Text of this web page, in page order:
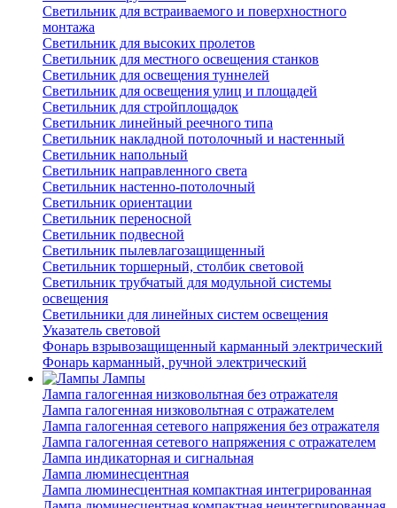
Светильник для встраиваемого и поверхностного
монтажа
Светильник для высоких пролетов
Светильник для местного освещения станков
Светильник для освещения туннелей
Светильник для освещения улиц и площадей
Светильник для стройплощадок
Светильник линейный реечного типа
Светильник накладной потолочный и настенный
Светильник напольный
Светильник направленного света
Светильник настенно-потолочный
Светильник ориентации
Светильник переносной
Светильник подвесной
Светильник пылевлагозащищенный
Светильник торшерный, столбик световой
Светильник трубчатый для модульной системы
освещения
Светильники для линейных систем освещения
Указатель световой
Фонарь взрывозащищенный карманный электрический
Фонарь карманный, ручной электрический
Лампы
Лампа галогенная низковольтная без отражателя
Лампа галогенная низковольтная с отражателем
Лампа галогенная сетевого напряжения без отражателя
Лампа галогенная сетевого напряжения с отражателем
Лампа индикаторная и сигнальная
Лампа люминесцентная
Лампа люминесцентная компактная интегрированная